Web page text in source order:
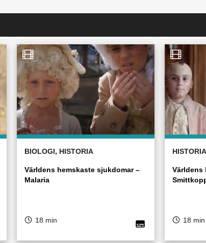
BIOLOGI, HISTORIA
Världens hemskaste sjukdomar –
Malaria
18 min
Världens
18 min